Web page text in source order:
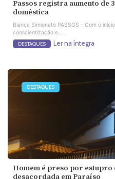
Passos registra aumento de
doméstica
Bianca Simionato PASSOS - Com o
conscientização e...
DESTAQUES Ler na íntegra
DESTAQUES
Homem é preso por
desacordada em Paraíso